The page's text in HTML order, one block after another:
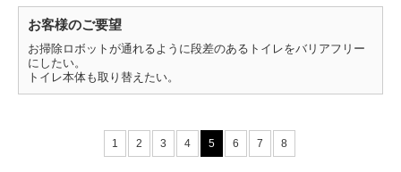
お客様のご要望
お掃除ロボットが通れるように段差のあるトイレをバリアフリー
にしたい。
トイレ本体も取り替えたい。
1 2 3 4 5 6 7 8